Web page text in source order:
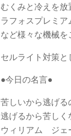
むくみと冷えを放
ラフォスプレミア
など様々な機械を
セルライト対策
●今日の名言●
苦しいから逃げる
逃げるから苦しく
ウィリアム ジェ